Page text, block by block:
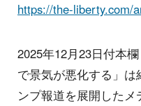
https://the-liberty.com/
2025年12月23日付本
で景気が悪化する」
ンプ報道を展開した